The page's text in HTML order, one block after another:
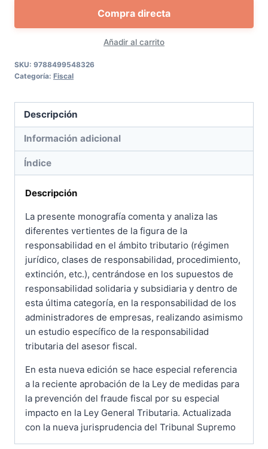
Responsabilidad
Tributaria
cantidad
Añadir al carrito
Compra directa
SKU: 9788499548326
Categoría: Fiscal
Descripción
Información adicional
Índice
Descripción
La presente monografía comenta y analiza las
diferentes vertientes de la figura de la
responsabilidad en el ámbito tributario (régimen
jurídico, clases de responsabilidad, procedimiento,
extinción, etc.), centrándose en los supuestos de
responsabilidad solidaria y subsidiaria y dentro de
esta última categoría, en la responsabilidad de los
administradores de empresas, realizando asimismo
un estudio específico de la responsabilidad
tributaria del asesor fiscal.
En esta nueva edición se hace especial referencia
a la reciente aprobación de la Ley de medidas para
la prevención del fraude fiscal por su especial
impacto en la Ley General Tributaria. Actualizada
con la nueva jurisprudencia del Tribunal Supremo